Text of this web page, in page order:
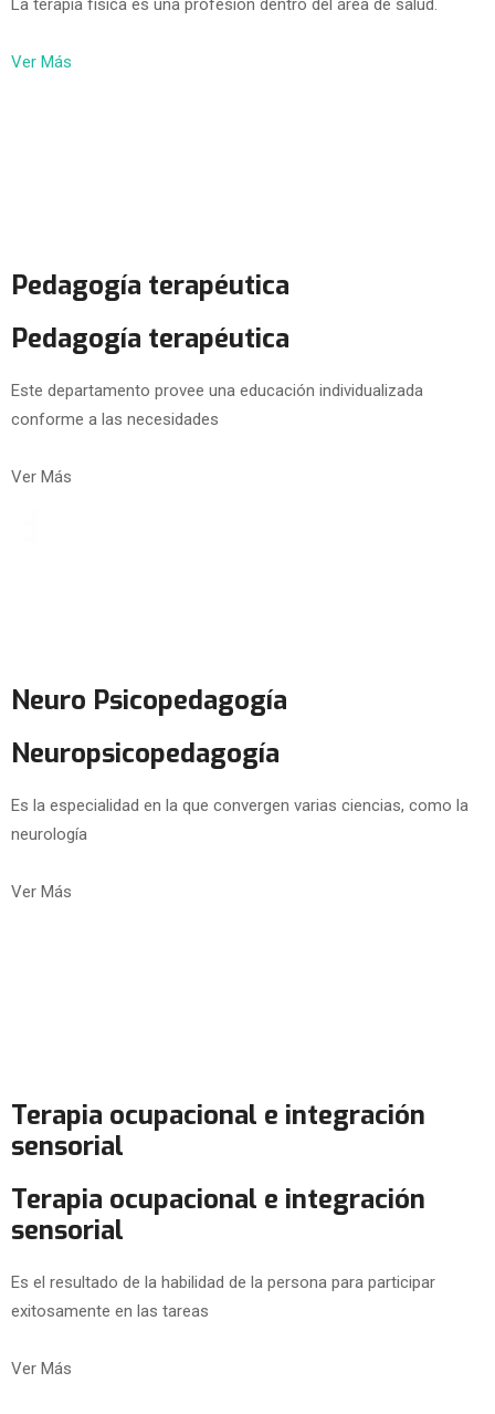
La terapia física es una profesión dentro del área de salud.
Ver Más
Pedagogía terapéutica
Pedagogía terapéutica
Este departamento provee una educación individualizada
conforme a las necesidades
Ver Más
Neuro Psicopedagogía
Neuropsicopedagogía
Es la especialidad en la que convergen varias ciencias, como la
neurología
Ver Más
Terapia ocupacional e integración
sensorial
Terapia ocupacional e integración
sensorial
Es el resultado de la habilidad de la persona para participar
exitosamente en las tareas
Ver Más